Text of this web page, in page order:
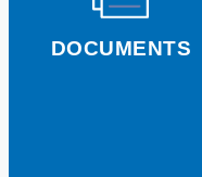
DOCUMENTS